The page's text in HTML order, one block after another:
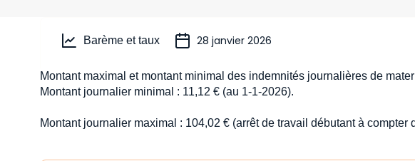
Barème et taux 28 janvier 2026
Montant maximal et montant minimal des indemnités journalières de
Montant journalier minimal : 11,12 € (au 1-1-2026).
Montant journalier maximal : 104,02 € (arrêt de travail débutant à compter